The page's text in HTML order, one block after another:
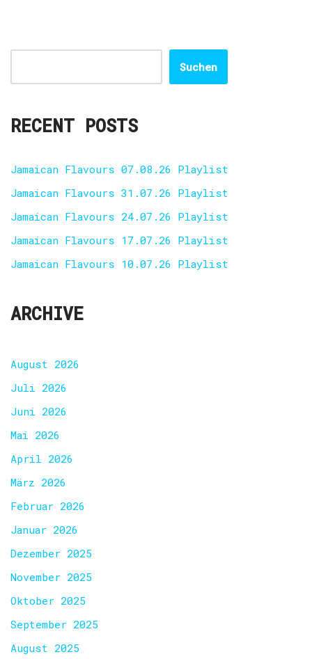
Suchen
RECENT POSTS
Jamaican Flavours 07.08.26 Playlist
Jamaican Flavours 31.07.26 Playlist
Jamaican Flavours 24.07.26 Playlist
Jamaican Flavours 17.07.26 Playlist
Jamaican Flavours 10.07.26 Playlist
ARCHIVE
August 2026
Juli 2026
Juni 2026
Mai 2026
April 2026
März 2026
Februar 2026
Januar 2026
Dezember 2025
November 2025
Oktober 2025
September 2025
August 2025